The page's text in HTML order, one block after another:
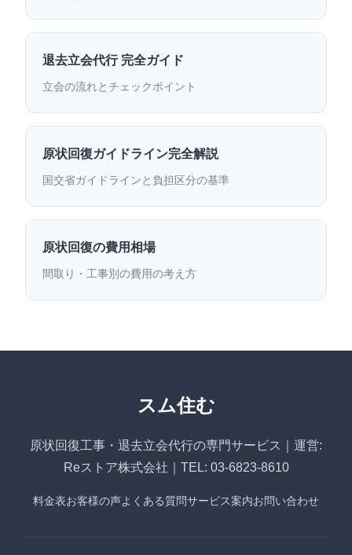
退去立会代行 完全ガイド
立会の流れとチェックポイント
原状回復ガイドライン完全解説
国交省ガイドラインと負担区分の基準
原状回復の費用相場
間取り・工事別の費用の考え方
スム住む
原状回復工事・退去立会代行の専門サービス｜運営:
Reストア株式会社｜TEL: 03-6823-8610
料金表お客様の声よくある質問サービス案内お問い合わせ